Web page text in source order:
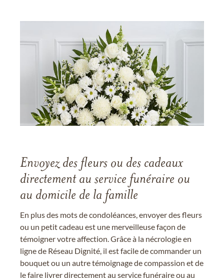
Envoyez des fleurs ou des cadeaux
directement au service funéraire ou
au domicile de la famille
En plus des mots de condoléances, envoyer des fleurs
ou un petit cadeau est une merveilleuse façon de
témoigner votre affection. Grâce à la nécrologie en
ligne de Réseau Dignité, il est facile de commander un
bouquet ou un autre témoignage de compassion et de
le faire livrer directement au service funéraire ou au